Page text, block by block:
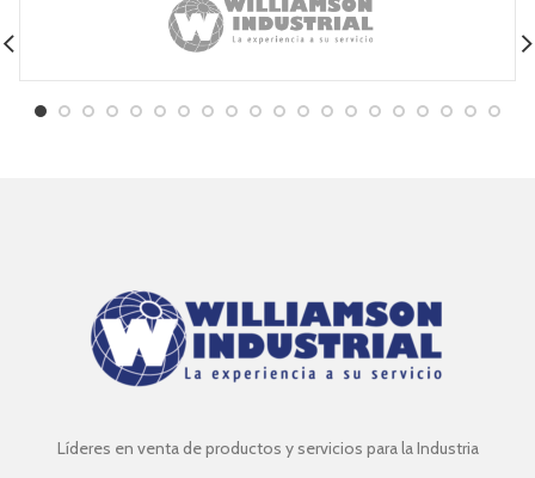
Líderes en venta de productos y servicios para la Industria